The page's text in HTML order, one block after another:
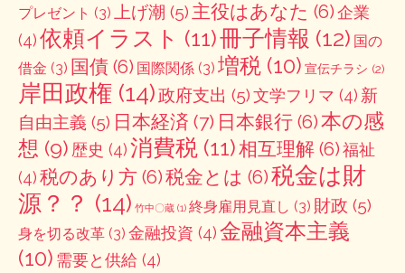
プレゼント (3) 上げ潮 (5) 主役はあなた (6)企業
(4)依頼イラスト (11)冊子情報 (12) 国の
借金 (3) 国債 (6) 国際関係 (3) 増税 (10) 宣伝チラシ (2)
岸田政権 (14)政府支出 (5)文学フリマ (4) 新
自由主義 (5) 日本経済 (7) 日本銀行 (6)本の感
想 (9) 歴史 (4)消費税 (11)相互理解 (6)福祉
(4)税のあり方 (6)税金とは (6)税金は財
源？？ (14) 竹中〇蔵 (1) 終身雇用見直し (3) 財政 (5)
身を切る改革 (3) 金融投資 (4)金融資本主義
(10) 需要と供給 (4)